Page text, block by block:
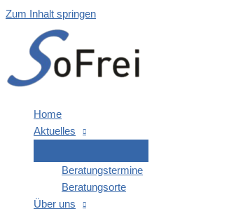
Zum Inhalt springen
Home
Aktu­el­les
Bera­tungs­ter­mi­ne
Bera­tungs­or­te
Über uns